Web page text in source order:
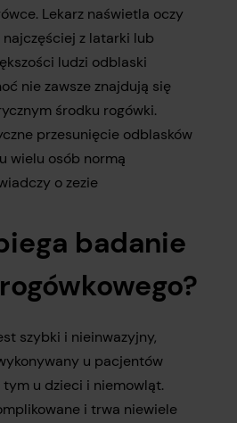
Lekarz naświetla oczy
z latarki lub
ludzi odblaski
nie zawsze znajdują się
środku rogówki.
przesunięcie odblasków
wielu osób normą
o zezie
badanie
szybki i nieinwazyjny,
u pacjentów
u dzieci i niemowląt.
i trwa niewiele